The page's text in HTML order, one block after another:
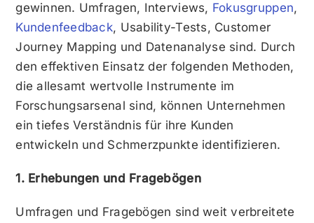
gewinnen. Umfragen, Interviews, Fokusgruppen,
Kundenfeedback, Usability-Tests, Customer
Journey Mapping und Datenanalyse sind. Durch
den effektiven Einsatz der folgenden Methoden,
die allesamt wertvolle Instrumente im
Forschungsarsenal sind, können Unternehmen
ein tiefes Verständnis für ihre Kunden
entwickeln und Schmerzpunkte identifizieren.
1. Erhebungen und Fragebögen
Umfragen und Fragebögen sind weit verbreitete